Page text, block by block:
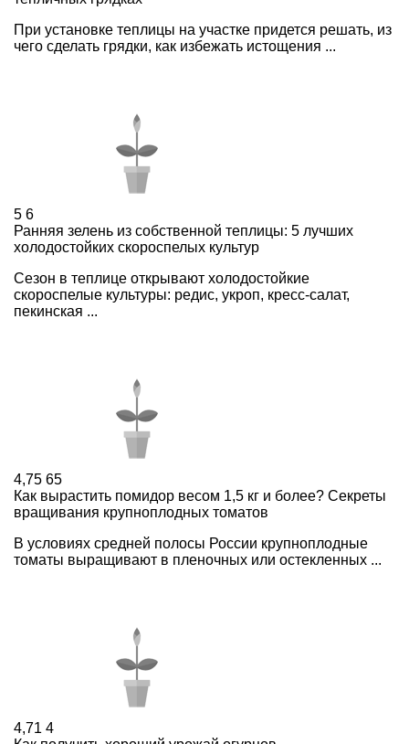
При установке теплицы на участке придется решать, из
чего сделать грядки, как избежать истощения ...
5 6
Ранняя зелень из собственной теплицы: 5 лучших
холодостойких скороспелых культур
Сезон в теплице открывают холодостойкие
скороспелые культуры: редис, укроп, кресс-салат,
пекинская ...
4,75 65
Как вырастить помидор весом 1,5 кг и более? Секреты
вращивания крупноплодных томатов
В условиях средней полосы России крупноплодные
томаты выращивают в пленочных или остекленных ...
4,71 4